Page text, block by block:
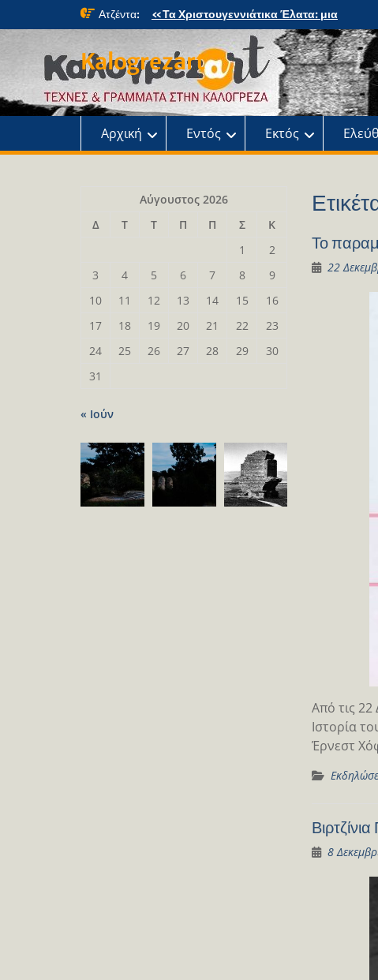
Ατζέντα:
«Τα Χριστουγεννιάτικα Έλατα: μια
μαγική περιπέτεια» στο κτήμα Φιξ
Η Χριστουγεννιάτικη συναυλία του
Ωδείου
Παρουσίαση του βιβλίου: Τα παιδιά της
αλάνας
Παρουσίαση του βιβλίου «Τοντόρ, από
τη Σαφράμπολη στην Καλογρέζα»
Kalogrezart
Αρχική Εντός Εκτός
Το
22
Από τις
Ιστορία
Έρνεστ
8
Αύγουστος 2026
Δ
Τ Τ Π Π Σ
Κ
1
2
3
4 5 6 7 8
9
10
11 12 13 14 15
16
17
18 19 20 21 22
23
24
25 26 27 28 29
30
31
« Ιούν